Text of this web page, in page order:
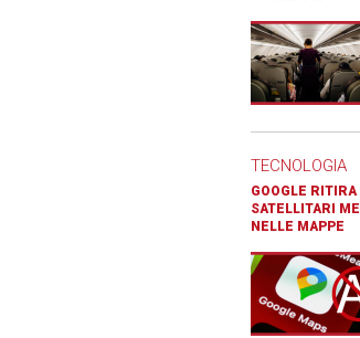
TECNOLOGIA
GOOGLE RITIRA
SATELLITARI
NELLE MAPPE